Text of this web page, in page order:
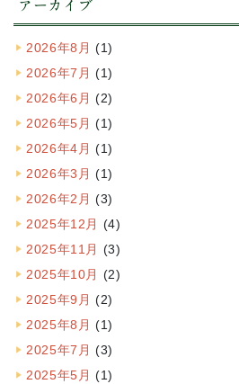
アーカイブ
2026年8月 (1)
2026年7月 (1)
2026年6月 (2)
2026年5月 (1)
2026年4月 (1)
2026年3月 (1)
2026年2月 (3)
2025年12月 (4)
2025年11月 (3)
2025年10月 (2)
2025年9月 (2)
2025年8月 (1)
2025年7月 (3)
2025年5月 (1)